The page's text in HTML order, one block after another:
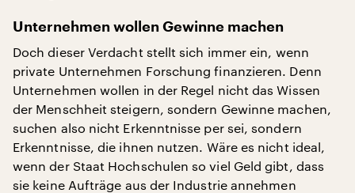
Unternehmen wollen Gewinne machen
Doch dieser Verdacht stellt sich immer ein, wenn
private Unternehmen Forschung finanzieren. Denn
Unternehmen wollen in der Regel nicht das Wissen
der Menschheit steigern, sondern Gewinne machen,
suchen also nicht Erkenntnisse per sei, sondern
Erkenntnisse, die ihnen nutzen. Wäre es nicht ideal,
wenn der Staat Hochschulen so viel Geld gibt, dass
sie keine Aufträge aus der Industrie annehmen